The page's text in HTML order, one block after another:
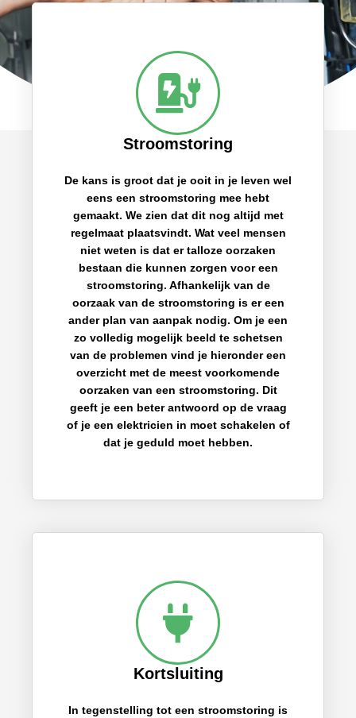
Stroomstoring
De kans is groot dat je ooit in je leven wel
eens een stroomstoring mee hebt
gemaakt. We zien dat dit nog altijd met
regelmaat plaatsvindt. Wat veel mensen
niet weten is dat er talloze oorzaken
bestaan die kunnen zorgen voor een
stroomstoring. Afhankelijk van de
oorzaak van de stroomstoring is er een
ander plan van aanpak nodig. Om je een
zo volledig mogelijk beeld te schetsen
van de problemen vind je hieronder een
overzicht met de meest voorkomende
oorzaken van een stroomstoring. Dit
geeft je een beter antwoord op de vraag
of je een elektricien in moet schakelen of
dat je geduld moet hebben.
Kortsluiting
In tegenstelling tot een stroomstoring is